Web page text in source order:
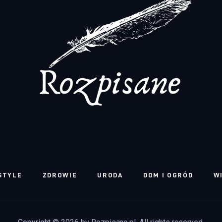
ZDROWIE URODA DOM I OGRÓD